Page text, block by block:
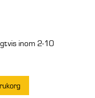
inom 2-10